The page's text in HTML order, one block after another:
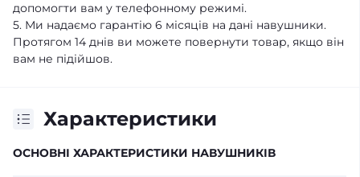
допомогти вам у телефонному режимі.
5. Ми надаємо гарантію 6 місяців на дані навушники.
Протягом 14 днів ви можете повернути товар, якщо він
вам не підійшов.
Характеристики
ОСНОВНІ ХАРАКТЕРИСТИКИ НАВУШНИКІВ